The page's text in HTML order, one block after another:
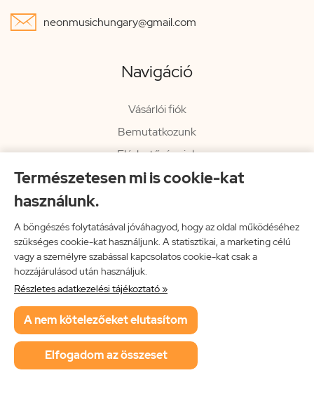
Természetesen mi is cookie-kat
használunk.
A böngészés folytatásával jóváhagyod, hogy az oldal működéséhez
szükséges cookie-kat használjunk. A statisztikai, a marketing célú
vagy a személyre szabással kapcsolatos cookie-kat csak a
hozzájárulásod után használjuk.
Részletes adatkezelési tájékoztató »
A nem kötelezőeket elutasítom
Elfogadom az összeset
 neonmusichungary@gmail.com
Navigáció
Vásárlói fiók
Bemutatkozunk
Elérhetőségeink
Hírlevél
Impresszum
Vissza a főoldalra
Neon Music Hungary Bt.
ÁSZF
Adatkezelési tájékoztató